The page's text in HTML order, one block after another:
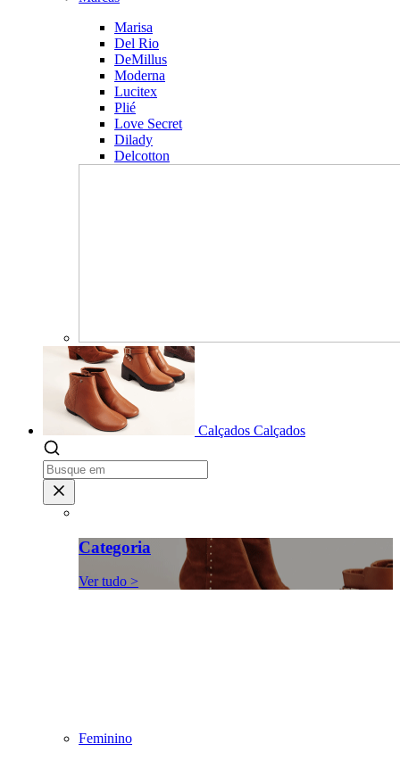
Marisa
Del Rio
DeMillus
Moderna
Lucitex
Plié
Love Secret
Dilady
Delcotton
Calçados Calçados
Categoria
Ver tudo >
Feminino